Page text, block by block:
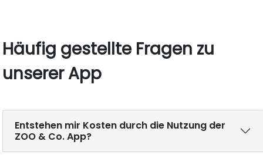
Häufig gestellte Fragen zu
unserer App
Entstehen mir Kosten durch die Nutzung der
ZOO & Co. App?